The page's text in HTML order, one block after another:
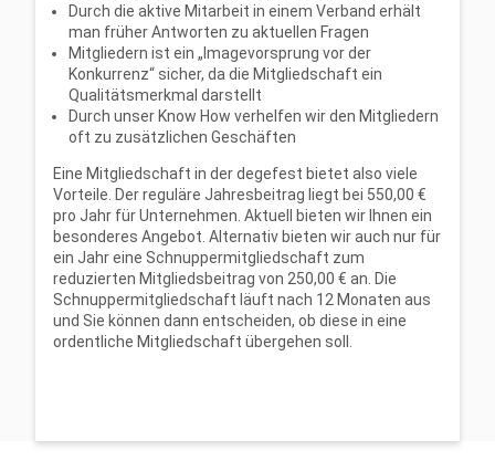
Durch die aktive Mitarbeit in einem Verband erhält
man früher Antworten zu aktuellen Fragen
Mitgliedern ist ein „Imagevorsprung vor der
Konkurrenz“ sicher, da die Mitgliedschaft ein
Qualitätsmerkmal darstellt
Durch unser Know How verhelfen wir den Mitgliedern
oft zu zusätzlichen Geschäften
Eine Mitgliedschaft in der degefest bietet also viele
Vorteile. Der reguläre Jahresbeitrag liegt bei 550,00 €
pro Jahr für Unternehmen. Aktuell bieten wir Ihnen ein
besonderes Angebot. Alternativ bieten wir auch nur für
ein Jahr eine Schnuppermitgliedschaft zum
reduzierten Mitgliedsbeitrag von 250,00 € an. Die
Schnuppermitgliedschaft läuft nach 12 Monaten aus
und Sie können dann entscheiden, ob diese in eine
ordentliche Mitgliedschaft übergehen soll.